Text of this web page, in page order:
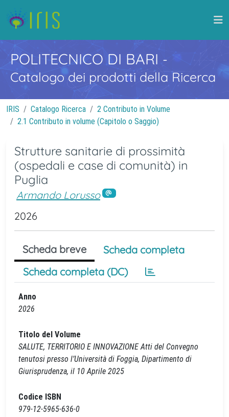
POLITECNICO DI BARI -
Catalogo dei prodotti della Ricerca
IRIS Catalogo Ricerca
2 Contributo in Volume
2.1 Contributo in volume (Capitolo o Saggio)
Strutture sanitarie di prossimità
(ospedali e case di comunità) in
Puglia
Armando Lorusso
2026
Scheda breve
Scheda completa
Scheda completa (DC)
Anno
2026
Titolo del Volume
SALUTE, TERRITORIO E INNOVAZIONE Atti del Convegno
tenutosi presso l’Università di Foggia, Dipartimento di
Giurisprudenza, il 10 Aprile 2025
Codice ISBN
979-12-5965-636-0